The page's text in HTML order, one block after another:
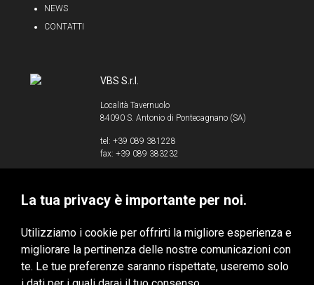
NEWS
CONTATTI
VBS S.r.l.
Località Tavernuolo
84090 S. Antonio di Pontecagnano (SA)
tel: +39 089 381228
fax: +39 089 383232
P.IVA 00853520658
VBS S.r.l. © 2020 - Tutti i diritti riservati
La tua privacy è importante per noi.
Utilizziamo i cookie per offrirti la migliore esperienza e
migliorare la pertinenza delle nostre comunicazioni con
te. Le tue preferenze saranno rispettate, useremo solo